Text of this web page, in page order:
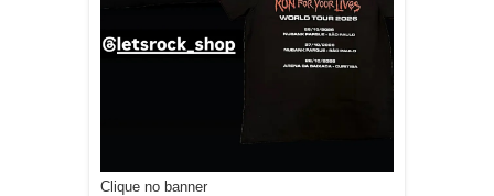
Clique no banner